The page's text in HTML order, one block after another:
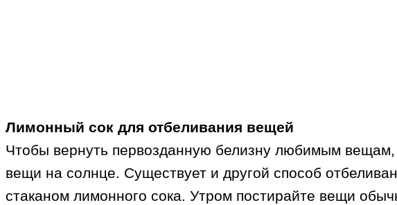
Лимонный сок для отбеливания вещей
Чтобы вернуть первозданную белизну любимым
вещи на солнце. Существует и другой способ
стаканом лимонного сока. Утром постирайте вещи